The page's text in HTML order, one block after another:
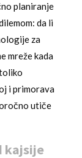
planiranje
da li
za
mreže kada
i primorava
utiče
kajsije